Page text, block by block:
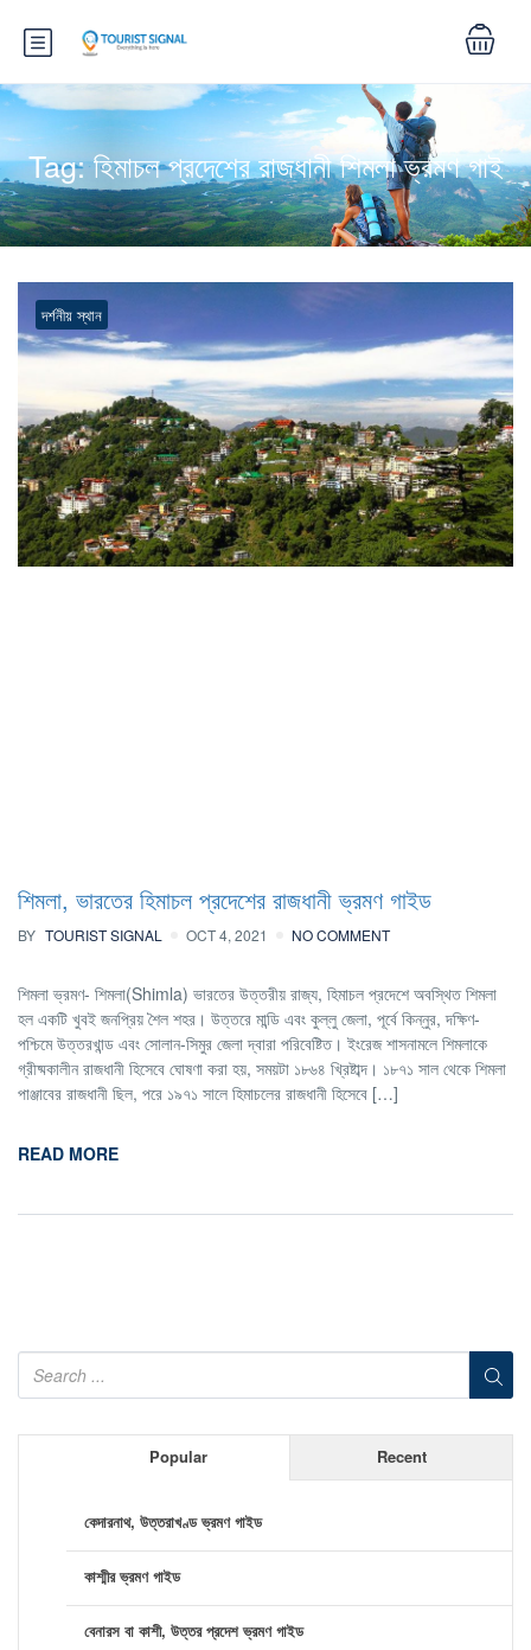
Tag:হিমাচল প্রদেশের রাজধানী শিমলা ভ্রমণ গাই
দর্শনীয় স্থান
শিমলা, ভারতের হিমাচল প্রদেশের রাজধানী ভ্রমণ গাইড
BY TOURIST SIGNAL OCT 4, 2021 NO COMMENT
শিমলা ভ্রমণ- শিমলা(Shimla) ভারতের উত্তরীয় রাজ্য, হিমাচল প্রদেশে অবস্থিত শিমলা
হল একটি খুবই জনপ্রিয় শৈল শহর। উত্তরে মান্ডি এবং কুল্লু জেলা, পূর্বে কিন্নুর, দক্ষিণ-
পশ্চিমে উত্তরখান্ড এবং সোলান-সিমুর জেলা দ্বারা পরিবেষ্টিত। ইংরেজ শাসনামলে শিমলাকে
গ্রীষ্মকালীন রাজধানী হিসেবে ঘোষণা করা হয়, সময়টা ১৮৬৪ খ্রিষ্টাব্দ। ১৮৭১ সাল থেকে শিমলা
পাঞ্জাবের রাজধানী ছিল, পরে ১৯৭১ সালে হিমাচলের রাজধানী হিসেবে […]
READ MORE
Popular Recent
কেদারনাথ, উত্তরাখণ্ড ভ্রমণ গাইড
কাশ্মীর ভ্রমণ গাইড
বেনারস বা কাশী, উত্তর প্রদেশ ভ্রমণ গাইড